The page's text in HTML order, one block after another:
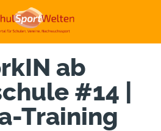
ab
#14 |
Training